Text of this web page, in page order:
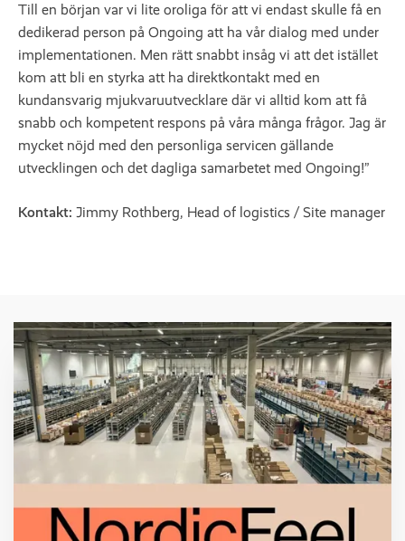
Till en början var vi lite oroliga för att vi endast skulle få en
dedikerad person på Ongoing att ha vår dialog med under
implementationen. Men rätt snabbt insåg vi att det istället
kom att bli en styrka att ha direktkontakt med en
kundansvarig mjukvaruutvecklare där vi alltid kom att få
snabb och kompetent respons på våra många frågor. Jag är
mycket nöjd med den personliga servicen gällande
utvecklingen och det dagliga samarbetet med Ongoing!”
Kontakt: Jimmy Rothberg, Head of logistics / Site manager